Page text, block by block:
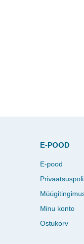
E-POOD
E-pood
Minu konto
Ostukorv